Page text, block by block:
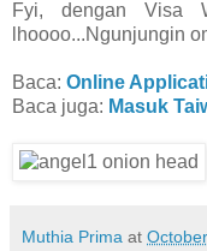
Fyi, dengan Visa
lhoooo...Ngunjungin
Baca: Online
Baca juga: Masuk
Muthia Prima at